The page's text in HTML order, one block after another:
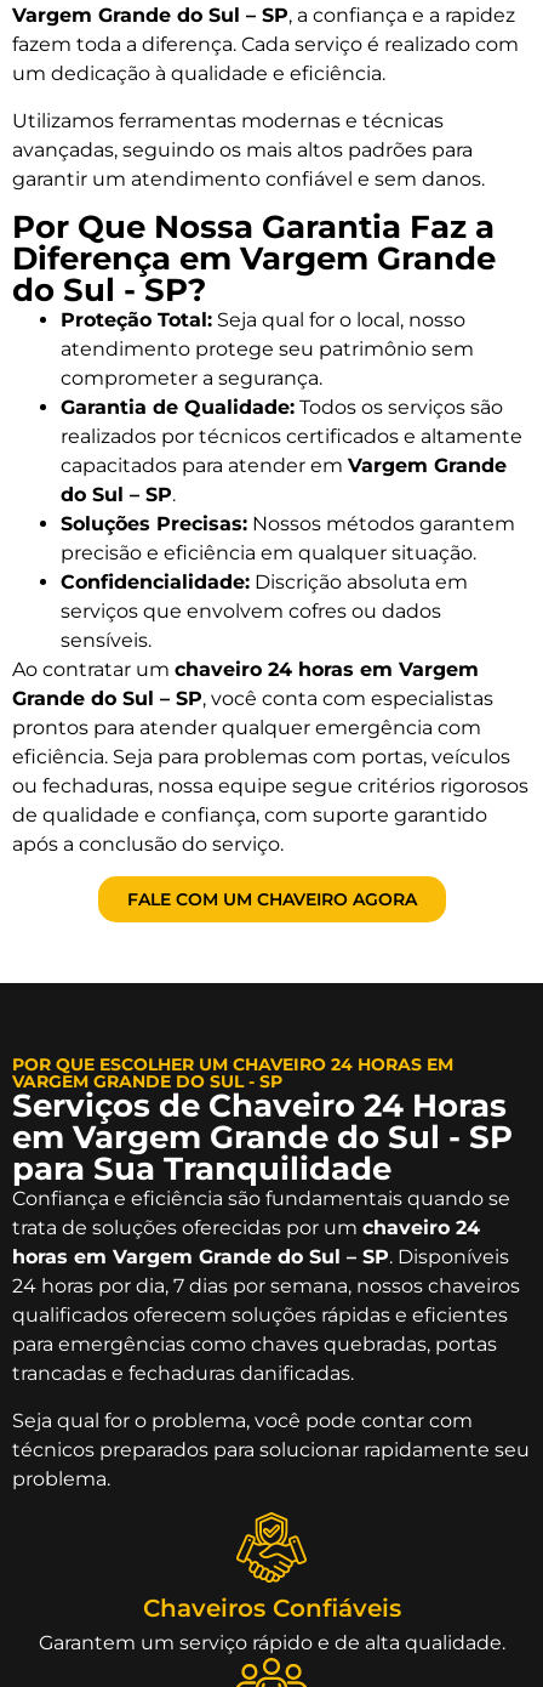
Vargem Grande do Sul – SP, a confiança e a rapidez
fazem toda a diferença. Cada serviço é realizado com
um dedicação à qualidade e eficiência.
Utilizamos ferramentas modernas e técnicas
avançadas, seguindo os mais altos padrões para
garantir um atendimento confiável e sem danos.
Por Que Nossa Garantia Faz a
Diferença em Vargem Grande
do Sul - SP?
Proteção Total: Seja qual for o local, nosso
atendimento protege seu patrimônio sem
comprometer a segurança.
Garantia de Qualidade: Todos os serviços são
realizados por técnicos certificados e altamente
capacitados para atender em Vargem Grande
do Sul – SP.
Soluções Precisas: Nossos métodos garantem
precisão e eficiência em qualquer situação.
Confidencialidade: Discrição absoluta em
serviços que envolvem cofres ou dados
sensíveis.
Ao contratar um chaveiro 24 horas em Vargem
Grande do Sul – SP, você conta com especialistas
prontos para atender qualquer emergência com
eficiência. Seja para problemas com portas, veículos
ou fechaduras, nossa equipe segue critérios rigorosos
de qualidade e confiança, com suporte garantido
após a conclusão do serviço.
FALE COM UM CHAVEIRO AGORA
POR QUE ESCOLHER UM CHAVEIRO 24 HORAS EM
VARGEM GRANDE DO SUL - SP
Serviços de Chaveiro 24 Horas
em Vargem Grande do Sul - SP
para Sua Tranquilidade
Confiança e eficiência são fundamentais quando se
trata de soluções oferecidas por um chaveiro 24
horas em Vargem Grande do Sul – SP. Disponíveis
24 horas por dia, 7 dias por semana, nossos chaveiros
qualificados oferecem soluções rápidas e eficientes
para emergências como chaves quebradas, portas
trancadas e fechaduras danificadas.
Seja qual for o problema, você pode contar com
técnicos preparados para solucionar rapidamente seu
problema.
Chaveiros Confiáveis
Garantem um serviço rápido e de alta qualidade.